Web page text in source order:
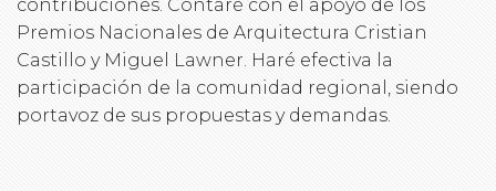
contribuciones. Contaré con el apoyo de los
Premios Nacionales de Arquitectura Cristian
Castillo y Miguel Lawner. Haré efectiva la
participación de la comunidad regional, siendo
portavoz de sus propuestas y demandas.